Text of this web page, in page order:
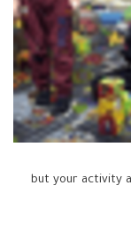
...but your